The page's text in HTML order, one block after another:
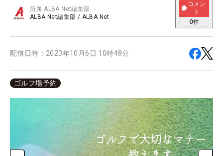
所属ALBA Net編集部
ALBA Net編集部 / ALBA Net
コメン
ト
0件
配信日時： 2023年10月6日 10時48分
ゴルフ場予約